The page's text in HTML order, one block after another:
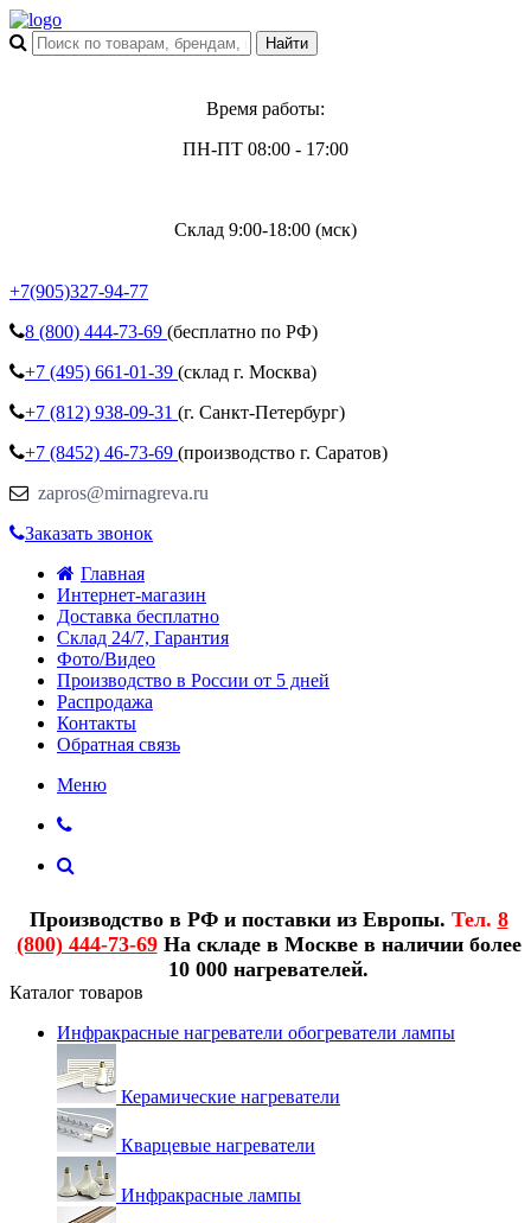
Время работы:
ПН-ПТ 08:00 - 17:00
Склад 9:00-18:00 (мск)
+7(905)327-94-77
8 (800) 444-73-69 (бесплатно по РФ)
+7 (495) 661-01-39 (склад г. Москва)
+7 (812) 938-09-31 (г. Санкт-Петербург)
+7 (8452) 46-73-69 (производство г. Саратов)
zapros@mirnagreva.ru
Заказать звонок
Главная
Интернет-магазин
Доставка бесплатно
Склад 24/7, Гарантия
Фото/Видео
Производство в России от 5 дней
Распродажа
Контакты
Обратная связь
Меню
Производство в РФ и поставки из Европы. Тел. 8
(800) 444-73-69На складе в Москве в наличии более
10 000 нагревателей.
Каталог товаров
Инфракрасные нагреватели обогреватели лампы
Керамические нагреватели
Кварцевые нагреватели
Инфракрасные лампы